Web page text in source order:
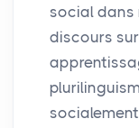
social dans
discours